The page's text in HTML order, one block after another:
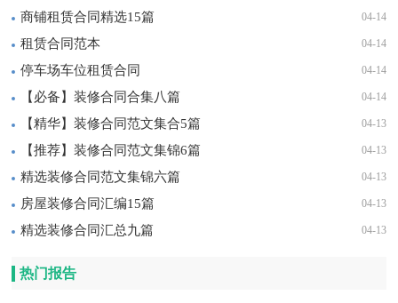
04-14
商铺租赁合同精选15篇
04-14
租赁合同范本
04-14
停车场车位租赁合同
04-14
【必备】装修合同合集八篇
04-13
【精华】装修合同范文集合5篇
04-13
【推荐】装修合同范文集锦6篇
04-13
精选装修合同范文集锦六篇
04-13
房屋装修合同汇编15篇
04-13
精选装修合同汇总九篇
热门报告